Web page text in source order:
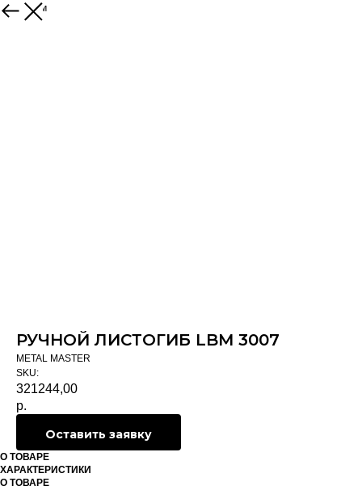
К товарам
РУЧНОЙ ЛИСТОГИБ LBM 3007
METAL MASTER
SKU:
321244,00
р.
Оставить заявку
О ТОВАРЕ
ХАРАКТЕРИСТИКИ
О ТОВАРЕ